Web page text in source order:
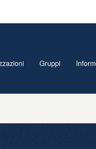
Gruppi